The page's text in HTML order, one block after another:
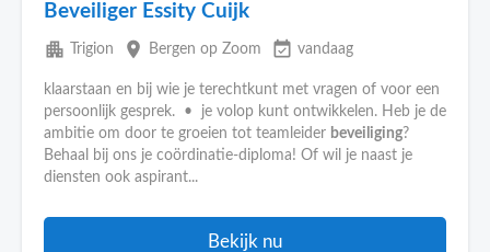
Beveiliger Essity Cuijk
apartment Trigion place Bergen op Zoom event_available vandaag
klaarstaan en bij wie je terechtkunt met vragen of voor een
persoonlijk gesprek. • je volop kunt ontwikkelen. Heb je de
ambitie om door te groeien tot teamleider beveiliging?
Behaal bij ons je coördinatie-diploma! Of wil je naast je
diensten ook aspirant...
Bekijk nu